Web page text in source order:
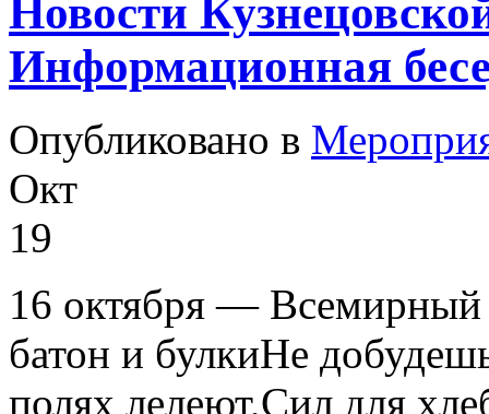
Новости
Информационная
Опубликовано в
Окт
19
16 октября —
батон и булкиНе
полях лелеют,Сил для